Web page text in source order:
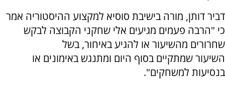
דביר דותן, מורה בישיבת סוסיא למקצוע ההיסטוריה אמר
כי "הרבה פעמים מגיעים אלי שחקני הקבוצה לבקש
שחרורים מהשיעור או להגיע באיחור, בשל
השיעור שמתקיים בסוף היום ומתנגש באימונים או
בנסיעות למשחקים".